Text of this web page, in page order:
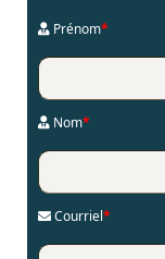
Prénom*
Nom*
Courriel*